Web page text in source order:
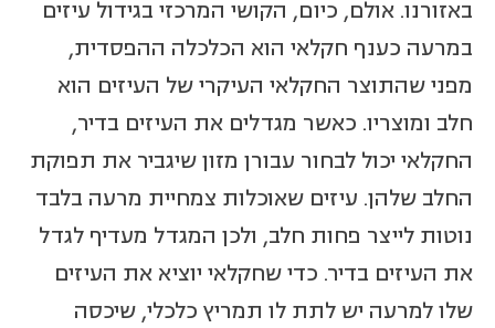
באזורנו. אולם, כיום, הקושי המרכזי בגידול עיזים
במרעה כענף חקלאי הוא הכלכלה ההפסדית,
מפני שהתוצר החקלאי העיקרי של העיזים הוא
חלב ומוצריו. כאשר מגדלים את העיזים בדיר,
החקלאי יכול לבחור עבורן מזון שיגביר את תפוקת
החלב שלהן. עיזים שאוכלות צמחיית מרעה בלבד
נוטות לייצר פחות חלב, ולכן המגדל מעדיף לגדל
את העיזים בדיר. כדי שחקלאי יוציא את העיזים
שלו למרעה יש לתת לו תמריץ כלכלי, שיכסה